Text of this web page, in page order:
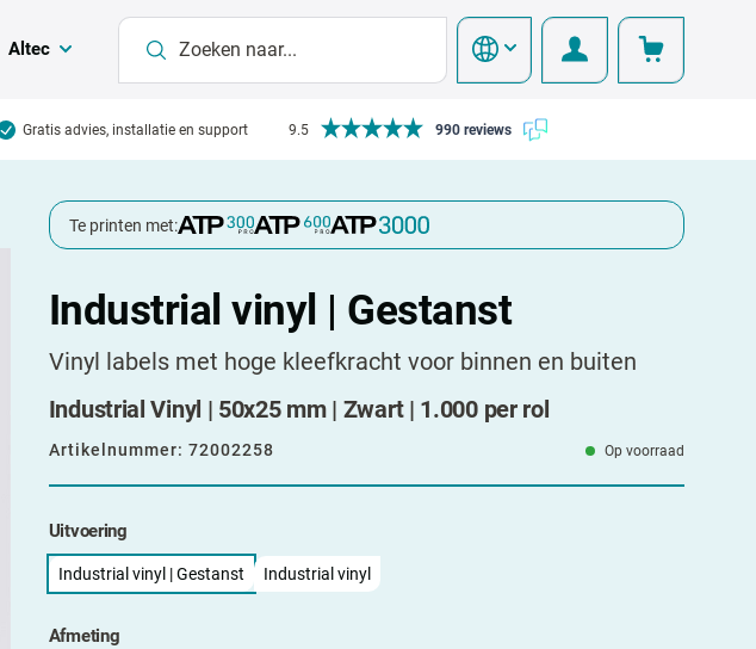
Altec
Gratis advies, installatie en support 9.5 990 reviews
Te printen met:
Industrial vinyl | Gestanst
Vinyl labels met hoge kleefkracht voor binnen en buiten
Industrial Vinyl | 50x25 mm | Zwart | 1.000 per rol
Artikelnummer: 72002258 Op voorraad
Uitvoering
Industrial vinyl | Gestanst Industrial vinyl
Afmeting